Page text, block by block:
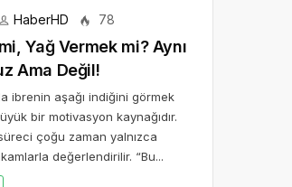
HaberHD 78
Yağ Vermek mi? Aynı
Ama Değil!
ibrenin aşağı indiğini görmek
bir motivasyon kaynağıdır.
çoğu zaman yalnızca
değerlendirilir. “Bu...